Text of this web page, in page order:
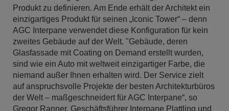
Produkt zu definieren. Am Ende erhält der Architekt ein
einzigartiges Produkt für seinen „Iconic Tower“ – denn
AGC Interpane verwendet diese Konfiguration für kein
zweites Gebäude auf der Welt. "Gebäude, deren
Glasfassade mit Coating on Demand erstellt wurden,
sind wie ein Auto mit weltweit einzigartiger Farbe, die
niemand außer Ihnen erhalten wird. Der Service zielt
auf anspruchsvolle Projekte der besten Architekturbüros
der Welt – maßgeschneidert für AGC Interpane“, so
Gregor Ranner, Geschäftsführer Interpane Plattling und